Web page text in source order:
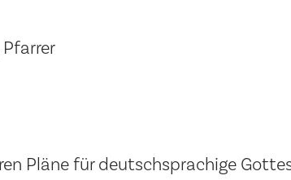
Pläne für deutschsprachige